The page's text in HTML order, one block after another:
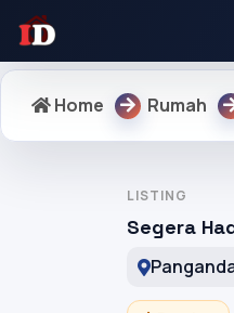
Home Rumah
LISTING
Segera